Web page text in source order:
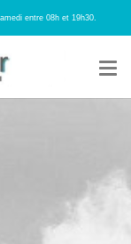
entre 08h et 19h30.